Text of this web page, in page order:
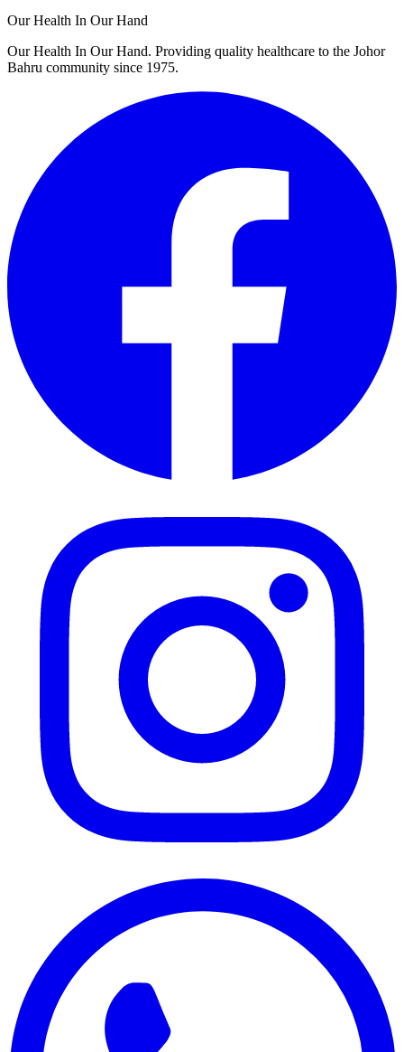
Our Health In Our Hand
Our Health In Our Hand. Providing quality healthcare to the Johor
Bahru community since 1975.